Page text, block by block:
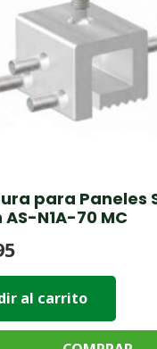
para Paneles
N1A-70 MC
al carrito